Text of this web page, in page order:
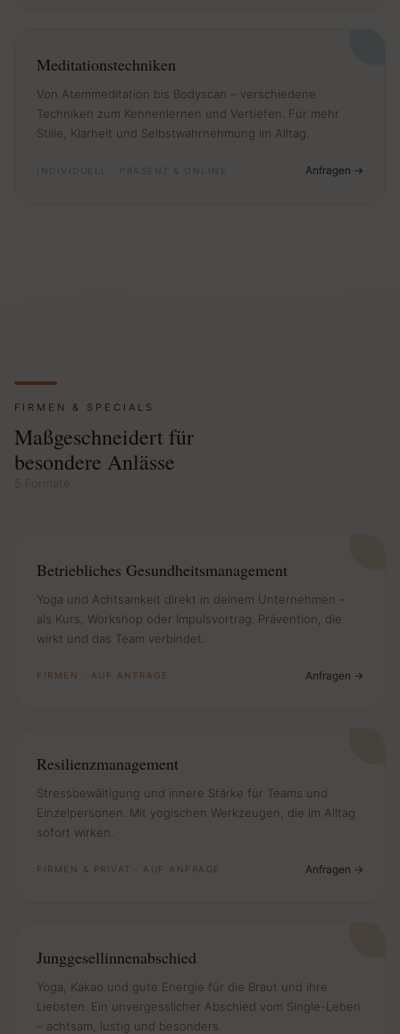
Meditationstechniken
Von Atemmeditation bis Bodyscan – verschiedene
Techniken zum Kennenlernen und Vertiefen. Für mehr
Stille, Klarheit und Selbstwahrnehmung im Alltag.
INDIVIDUELL · PRÄSENZ & ONLINE Anfragen
FIRMEN & SPECIALS
Maßgeschneidert für
besondere Anlässe
5 Formate
Betriebliches Gesundheits­management
Yoga und Achtsamkeit direkt in deinem Unternehmen –
als Kurs, Workshop oder Impulsvortrag. Prävention, die
wirkt und das Team verbindet.
FIRMEN · AUF ANFRAGE Anfragen
Resilienz­management
Stressbewältigung und innere Stärke für Teams und
Einzelpersonen. Mit yogischen Werkzeugen, die im Alltag
sofort wirken.
FIRMEN & PRIVAT · AUF ANFRAGE Anfragen
Junggesellinnen­abschied
Yoga, Kakao und gute Energie für die Braut und ihre
Liebsten. Ein unvergesslicher Abschied vom Single-Leben
– achtsam, lustig und besonders.